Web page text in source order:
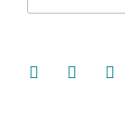
facebooksoundcloud
twitter